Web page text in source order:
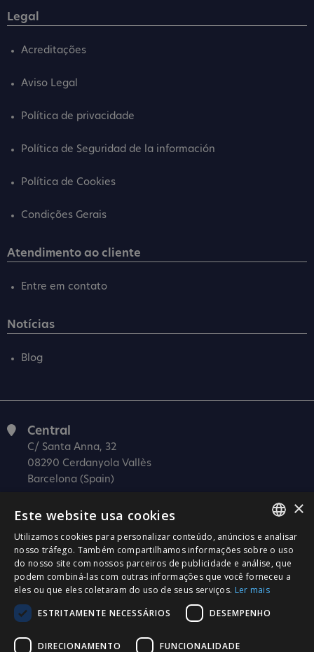
Legal
Acreditações
Aviso Legal
Política de privacidade
Política de Seguridad de la información
Política de Cookies
Condições Gerais
Atendimento ao cliente
Entre em contato
Notícias
Blog
Central
C/ Santa Anna, 32
08290 Cerdanyola Vallès
Barcelona (Spain)
C/ Josep Estivill, 11-13
08027 Barcelona
(Spain)
Madrid
C/ Méndez Álvaro 20, oficina 440
28045 Madrid
(Spain)
SPANISH
CATALÀ
ENGLISH
PORTUGUESE
×
Este website usa cookies
Utilizamos cookies para personalizar conteúdo, anúncios e analisar
nosso tráfego. Também compartilhamos informações sobre o uso
do nosso site com nossos parceiros de publicidade e análise, que
podem combiná-las com outras informações que você forneceu a
eles ou que eles coletaram do uso de seus serviços. Ler mais
ESTRITAMENTE NECESSÁRIOS
DESEMPENHO
DIRECIONAMENTO FUNCIONALIDADE